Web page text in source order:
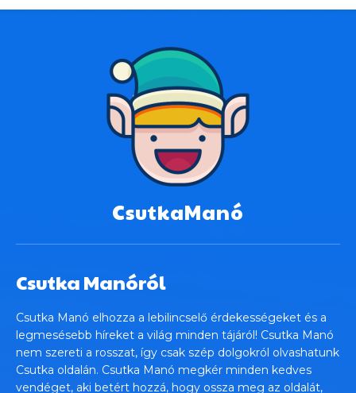
CsutkaManó
Csutka Manóról
Csutka Manó elhozza a lebilincselő érdekességeket és a
legmesésebb híreket a világ minden tájáról! Csutka Manó
nem szereti a rosszat, így csak szép dolgokról olvashatunk
Csutka oldalán. Csutka Manó megkér minden kedves
vendéget, aki betért hozzá, hogy ossza meg az oldalát,